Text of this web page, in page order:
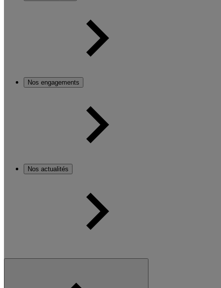
Nos engagements
Nos actualités